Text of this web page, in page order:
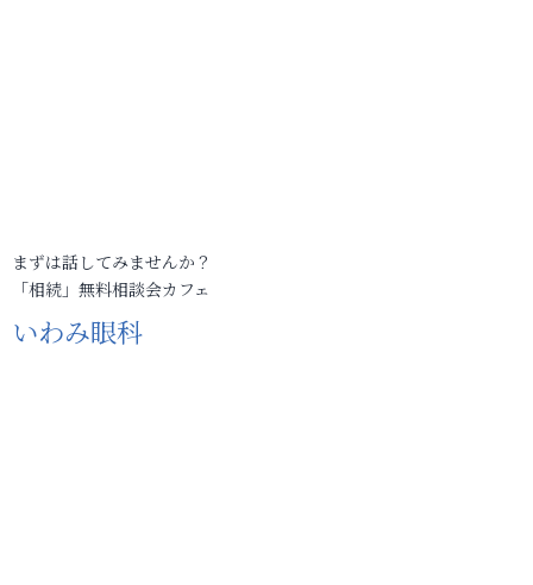
まずは話してみませんか？
「相続」無料相談会カフェ
いわみ眼科